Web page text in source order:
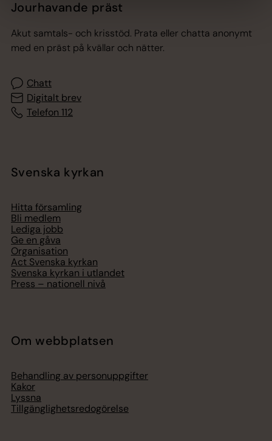
Jourhavande präst
Akut samtals- och krisstöd. Prata eller chatta anonymt
med en präst på kvällar och nätter.
Chatt
Digitalt brev
Telefon 112
Svenska kyrkan
Hitta församling
Bli medlem
Lediga jobb
Ge en gåva
Organisation
Act Svenska kyrkan
Svenska kyrkan i utlandet
Press – nationell nivå
Om webbplatsen
Behandling av personuppgifter
Kakor
Lyssna
Tillgänglighetsredogörelse